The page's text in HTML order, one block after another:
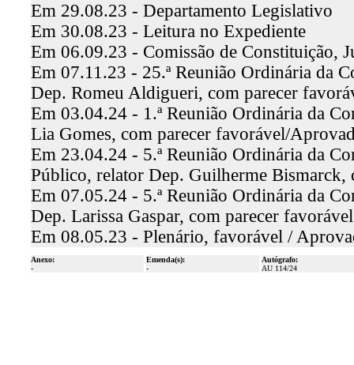
Em 29.08.23 - Departamento Legislativo
Em 30.08.23 - Leitura no Expediente
Em 06.09.23 - Comissão de Constituição,
Em 07.11.23 - 25.ª Reunião Ordinária da
Dep. Romeu Aldigueri, com parecer
Em 03.04.24 - 1.ª Reunião Ordinária da
Lia Gomes, com parecer favorável/
Em 23.04.24 - 5.ª Reunião Ordinária da
Público, relator Dep. Guilherme
Em 07.05.24 - 5.ª Reunião Ordinária da
Dep. Larissa Gaspar, com parecer
Em 08.05.23 - Plenário, favorável /
Anexo:
-
Emenda(s):
-
Autógrafo:
AU 114/24